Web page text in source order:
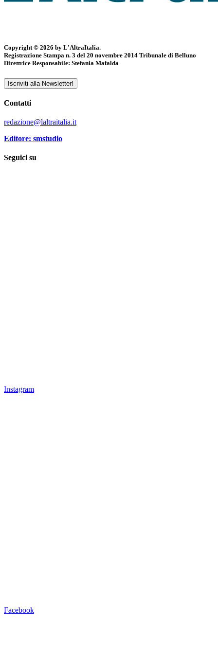
Copyright © 2026 by L'AltraItalia.
Registrazione Stampa n. 3 del 20 novembre 2014 Tribunale di Belluno
Direttrice Responsabile: Stefania Mafalda
Iscriviti alla Newsletter!
Contatti
redazione@laltraitalia.it
Editore: smstudio
Seguici su
Instagram
Facebook